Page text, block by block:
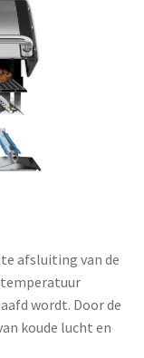
afsluiting van de
wordt. Door de
koude lucht en